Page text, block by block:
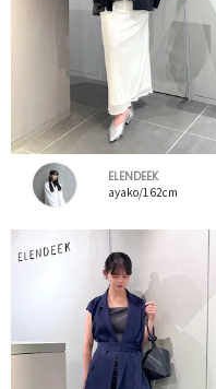
ELENDEEK
ayako/162cm